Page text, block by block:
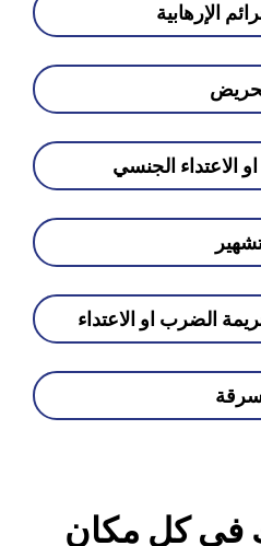
الإرهابية
الاعتداء الجنسي
الضرب او الاعتداء
في كل مكان